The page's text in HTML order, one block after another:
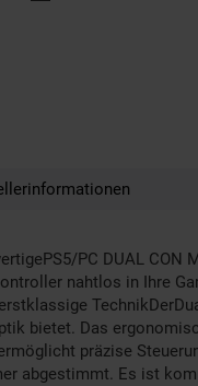
PC DUAL
nahtlos in Ihre
bietet. Das
präzise
abgestimmt. Es ist